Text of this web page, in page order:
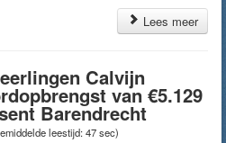
Lees meer
Calvijn
van €5.129
Barendrecht
leestijd: 47 sec)